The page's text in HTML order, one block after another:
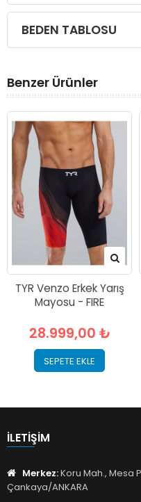
BEDEN TABLOSU
Benzer Ürünler
TYR Venzo Erkek Yarış
Mayosu - FIRE
28.999,00 ₺
SEPETE EKLE
İLETIŞIM
Merkez:Koru Mah., Mesa
Çankaya/ANKARA